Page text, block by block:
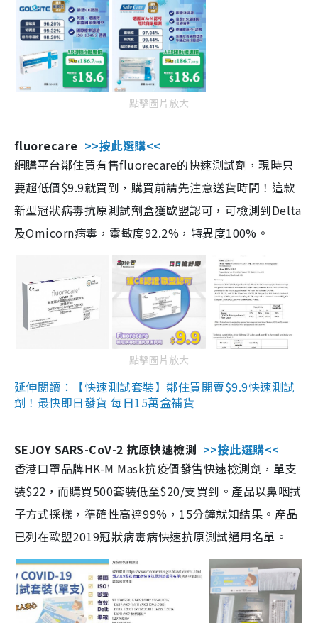
點擊圖片放大
fluorecare >>按此選購<<
網購平台鄰住買有售fluorecare的快速測試劑，現時只
要超低價$9.9就買到，購買前請先注意送貨時間！這款
新型冠狀病毒抗原測試劑盒獲歐盟認可，可檢測到Delta
及Omicorn病毒，靈敏度92.2%，特異度100%。
點擊圖片放大
延伸閱讀：【快速測試套裝】鄰住買開賣$9.9快速測試
劑！最快即日發貨 每日15萬盒補貨
SEJOY SARS-CoV-2 抗原快速檢測 >>按此選購<<
香港口罩品牌HK-M Mask抗疫價發售快速檢測劑，單支
裝$22，而購買500套裝低至$20/支買到。產品以鼻咽拭
子方式採樣，準確性高達99%，15分鐘就知結果。產品
已列在歐盟2019冠狀病毒病快速抗原測試通用名單。